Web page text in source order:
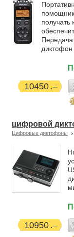
получать
Передача
диктофон
10450
цифровой
Цифровые диктофоны
10950